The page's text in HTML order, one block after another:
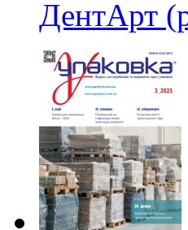
ДентАрт